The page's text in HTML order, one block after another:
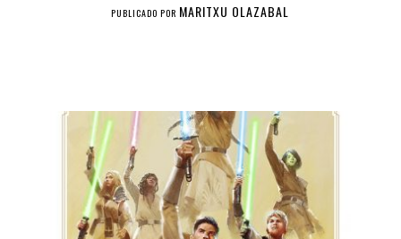
PUBLICADO POR MARITXU OLAZABAL